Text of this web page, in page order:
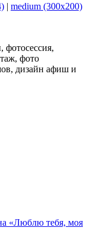
| medium (300x200)
фото
дизайн афиш и
«Люблю тебя, моя